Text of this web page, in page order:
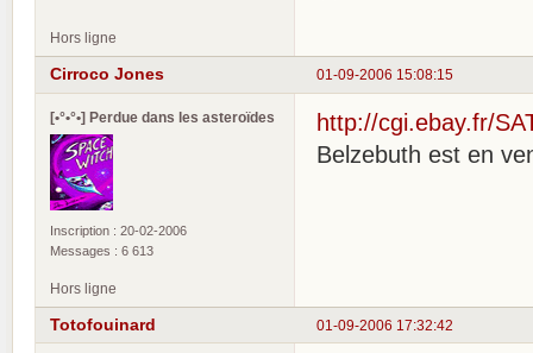
Hors ligne
01-09-2006 15:08:15
Cirroco Jones
[•°•°•] Perdue dans les asteroïdes
Inscription : 20-02-2006
Messages : 6 613
http://cgi.ebay.fr/
Belzebuth est en
Hors ligne
01-09-2006 17:32:42
Totofouinard